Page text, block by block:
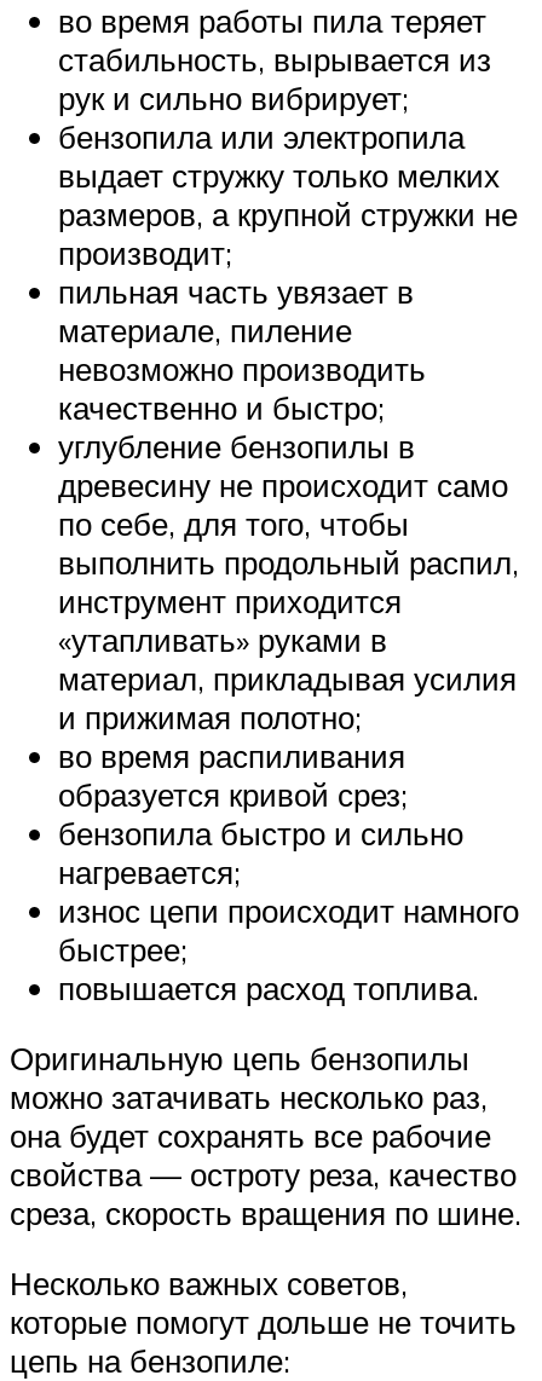
во время работы пила теряет
стабильность, вырывается из
рук и сильно вибрирует;
бензопила или электропила
выдает стружку только мелких
размеров, а крупной стружки не
производит;
пильная часть увязает в
материале, пиление
невозможно производить
качественно и быстро;
углубление бензопилы в
древесину не происходит само
по себе, для того, чтобы
выполнить продольный распил,
инструмент приходится
«утапливать» руками в
материал, прикладывая усилия
и прижимая полотно;
во время распиливания
образуется кривой срез;
бензопила быстро и сильно
нагревается;
износ цепи происходит намного
быстрее;
повышается расход топлива.
Оригинальную цепь бензопилы
можно затачивать несколько раз,
она будет сохранять все рабочие
свойства — остроту реза, качество
среза, скорость вращения по шине.
Несколько важных советов,
которые помогут дольше не точить
цепь на бензопиле: